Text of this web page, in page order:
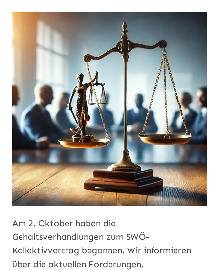
Am 2. Oktober haben die
Gehaltsverhandlungen zum SWÖ-
Kollektivvertrag begonnen. Wir informieren
über die aktuellen Forderungen.